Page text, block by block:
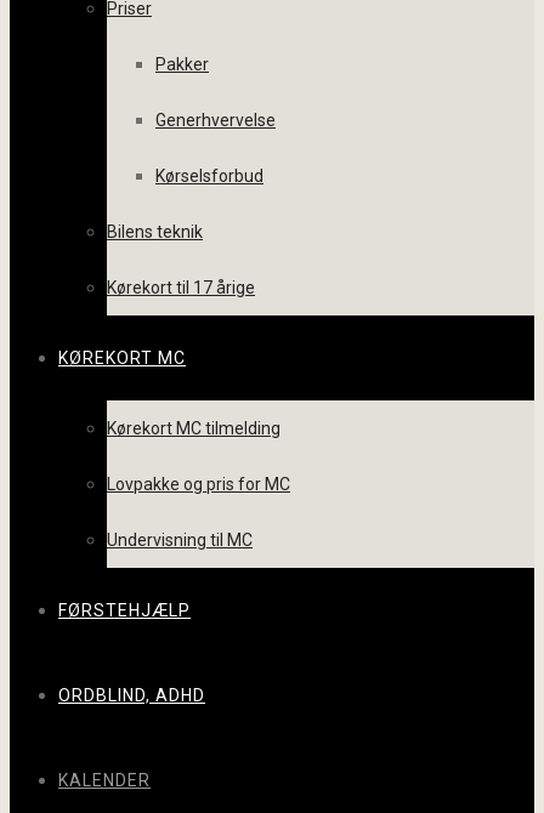
Priser
Pakker
Generhvervelse
Kørselsforbud
Bilens teknik
Kørekort til 17 årige
KØREKORT MC
Kørekort MC tilmelding
Lovpakke og pris for MC
Undervisning til MC
FØRSTEHJÆLP
ORDBLIND, ADHD
KALENDER